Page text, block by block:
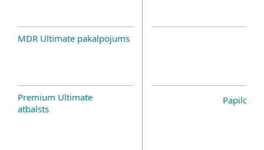
MDR Ultimate pakalpojums
Premium Ultimate
atbalsts